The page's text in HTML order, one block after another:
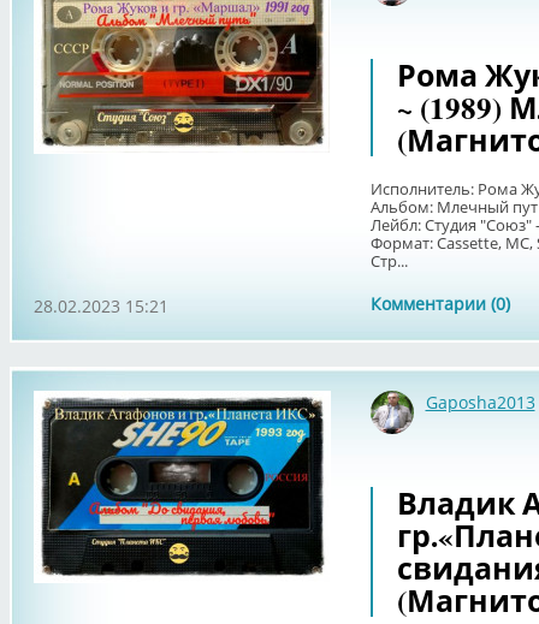
Рома
~ (1989)
Исполнитель: Рома
Альбом: Млечный
Лейбл: Студия "Союз"
Формат: Cassette,
Стр...
Комментарии (0)
28.02.2023 15:21
Gaposha2013
Владик